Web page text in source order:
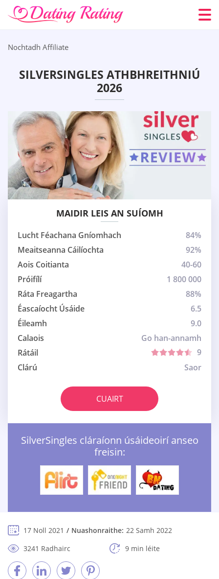
Nochtadh Affiliate
SILVERSINGLES ATHBHREITHNIÚ
2026
MAIDIR LEIS AN SUÍOMH
Lucht Féachana Gníomhach
84%
Meaitseanna Cáilíochta
92%
Aois Coitianta
40-60
Próifílí
1 800 000
Ráta Freagartha
88%
Éascaíocht Úsáide
6.5
Éileamh
9.0
Calaois
Go han-annamh
Rátáil
9
Clárú
Saor
CUAIRT
SilverSingles cláraíonn úsáideoirí anseo
freisin:
17 Noll 2021 Nuashonraithe: 22 Samh 2022
3241 Radhairc
9 min léite